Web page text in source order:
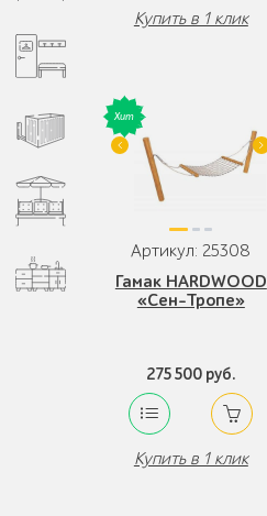
Купить в 1 клик
Артикул: 25308
Гамак HARDWOOD
«Сен-Тропе»
275 500 руб.
Купить в 1 клик